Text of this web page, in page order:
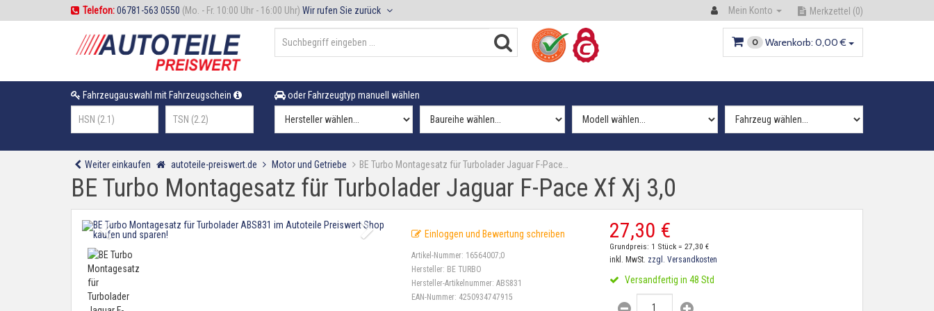
Telefon:06781-563 0550 (Mo. - Fr. 10:00 Uhr - 16:00 Uhr) Wir rufen Sie zurück Mein Konto Merkzettel (0)
0 Warenkorb: 0,00 €
Fahrzeugauswahl mit Fahrzeugschein oder Fahrzeugtyp manuell wählen
Weiter einkaufen autoteile-preiswert.de Motor und Getriebe BE Turbo Montagesatz für Turbolader Jaguar F-Pace…
BE Turbo Montagesatz für Turbolader Jaguar F-Pace Xf Xj 3,0
Einloggen und Bewertung schreiben
Artikel-Nummer: 16564007;0
Hersteller: BE TURBO
Hersteller-Artikelnummer:ABS831
EAN-Nummer: 4250934747915
27,30 €
Grundpreis: 1 Stück = 27,30 €
inkl. MwSt. zzgl. Versandkosten
Versandfertig in 48 Std